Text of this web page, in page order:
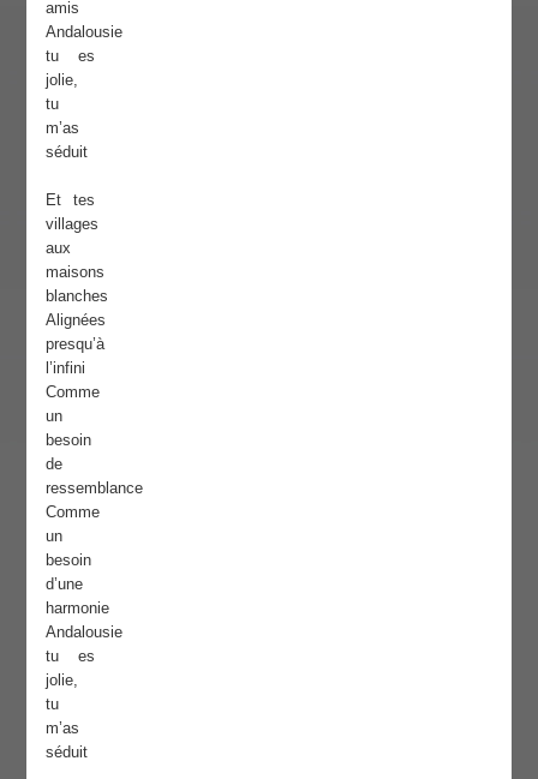
amis
Andalousie
tu es
jolie,
tu
m’as
séduit
Et tes
villages
aux
maisons
blanches
Alignées
presqu’à
l’infini
Comme
un
besoin
de
ressemblance
Comme
un
besoin
d’une
harmonie
Andalousie
tu es
jolie,
tu
m’as
séduit